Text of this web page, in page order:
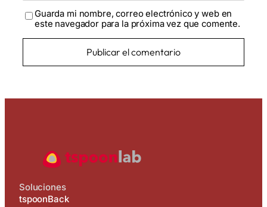
Guarda mi nombre, correo electrónico y web en
este navegador para la próxima vez que comente.
Soluciones
tspoonBack